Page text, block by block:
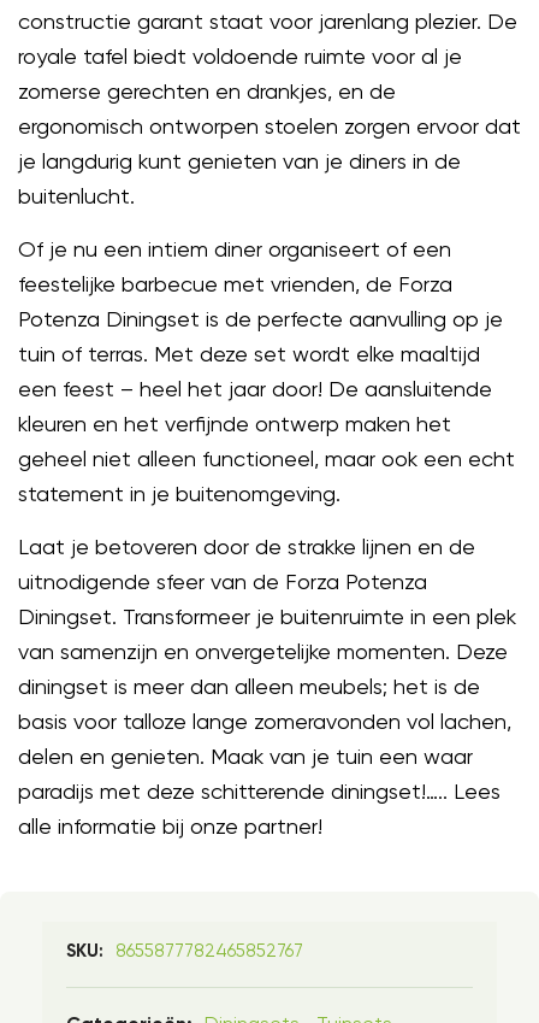
constructie garant staat voor jarenlang plezier. De
royale tafel biedt voldoende ruimte voor al je
zomerse gerechten en drankjes, en de
ergonomisch ontworpen stoelen zorgen ervoor dat
je langdurig kunt genieten van je diners in de
buitenlucht.
Of je nu een intiem diner organiseert of een
feestelijke barbecue met vrienden, de Forza
Potenza Diningset is de perfecte aanvulling op je
tuin of terras. Met deze set wordt elke maaltijd
een feest – heel het jaar door! De aansluitende
kleuren en het verfijnde ontwerp maken het
geheel niet alleen functioneel, maar ook een echt
statement in je buitenomgeving.
Laat je betoveren door de strakke lijnen en de
uitnodigende sfeer van de Forza Potenza
Diningset. Transformeer je buitenruimte in een plek
van samenzijn en onvergetelijke momenten. Deze
diningset is meer dan alleen meubels; het is de
basis voor talloze lange zomeravonden vol lachen,
delen en genieten. Maak van je tuin een waar
paradijs met deze schitterende diningset!….. Lees
alle informatie bij onze partner!
SKU: 8655877782465852767